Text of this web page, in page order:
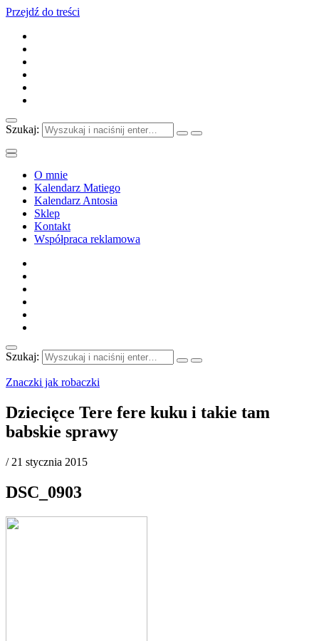
Przejdź do treści
Szukaj:
O mnie
Kalendarz Matiego
Kalendarz Antosia
Sklep
Kontakt
Współpraca reklamowa
Szukaj:
Znaczki jak robaczki
Dziecięce Tere fere kuku i takie tam
babskie sprawy
/ 21 stycznia 2015
DSC_0903